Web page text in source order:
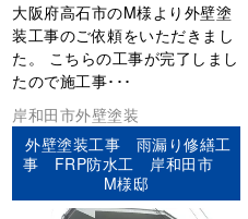
大阪府高石市のM様より外壁塗
装工事のご依頼をいただきまし
た。 こちらの工事が完了しまし
たので施工事･･･
岸和田市外壁塗装
外壁塗装工事 雨漏り修繕工
事 FRP防水工 岸和田市
M様邸